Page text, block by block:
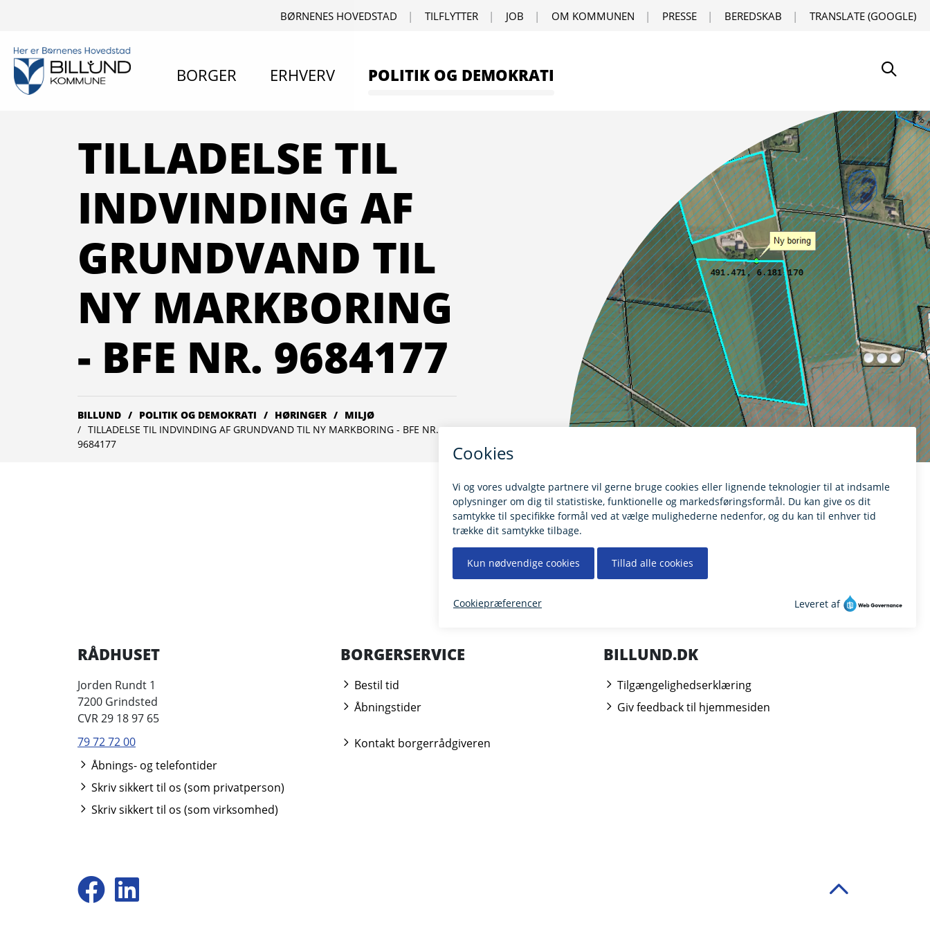
BØRNENES HOVEDSTAD TILFLYTTER JOB OM KOMMUNEN PRESSE BEREDSKAB TRANSLATE (GOOGLE)
BORGER ERHVERV POLITIK OG DEMOKRATI Søg
TILLADELSE TIL
INDVINDING AF
GRUNDVAND TIL
NY MARKBORING
- BFE NR. 9684177
BILLUND POLITIK OG DEMOKRATI HØRINGER
MILJØ
TILLADELSE TIL INDVINDING AF GRUNDVAND TIL NY MARKBORING - BFE NR.
9684177
RÅDHUSET
Jorden Rundt 1
7200 Grindsted
CVR 29 18 97 65
79 72 72 00
Åbnings- og telefontider
Skriv sikkert til os (som privatperson)
Skriv sikkert til os (som virksomhed)
BORGERSERVICE
Bestil tid
Åbningstider
Kontakt borgerrådgiveren
BILLUND.DK
Tilgængelighedserklæring
Giv feedback til hjemmesiden